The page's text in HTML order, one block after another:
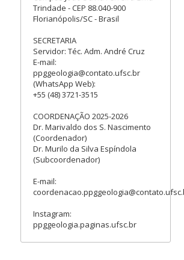
Trindade - CEP 88.040-900
Florianópolis/SC - Brasil
SECRETARIA
Servidor: Téc. Adm. André Cruz
E-mail:
ppggeologia@contato.ufsc.br
(WhatsApp Web):
+55 (48) 3721-3515
COORDENAÇÃO 2025-2026
Dr. Marivaldo dos S. Nascimento
(Coordenador)
Dr. Murilo da Silva Espíndola
(Subcoordenador)
E-mail:
Instagram:
ppggeologia.paginas.ufsc.br